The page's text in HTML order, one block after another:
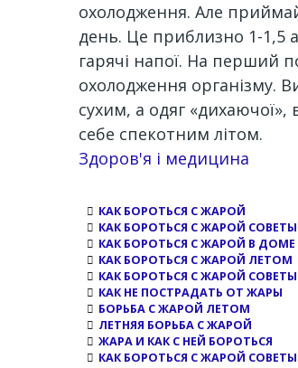
охолодження. Але
день. Це приблизно 1-1,5
гарячі напої. На перший
охолодження організму.
сухим, а одяг
себе спекотним літом.
Channel
Здоров'я і медицина
КАК БОРОТЬСЯ С ЖАРОЙ
КАК БОРОТЬСЯ С ЖАРОЙ СОВЕТЫ
КАК БОРОТЬСЯ С ЖАРОЙ В ДОМЕ
КАК БОРОТЬСЯ С ЖАРОЙ ЛЕТОМ
КАК БОРОТЬСЯ С ЖАРОЙ СОВЕТЫ
КАК НЕ ПОСТРАДАТЬ ОТ ЖАРЫ
БОРЬБА С ЖАРОЙ ЛЕТОМ
ЛЕТНЯЯ БОРЬБА С ЖАРОЙ
ЖАРА И КАК С НЕЙ БОРОТЬСЯ
КАК БОРОТЬСЯ С ЖАРОЙ